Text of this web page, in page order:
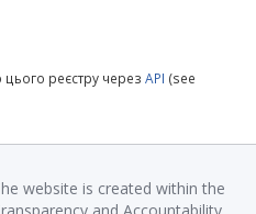
реєстру через API (see
website is created within the